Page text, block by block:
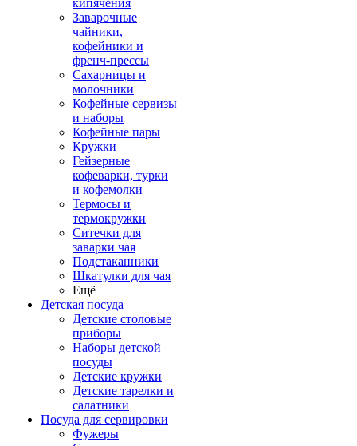
кипячения
Заварочные
чайники,
кофейники и
френч-прессы
Сахарницы и
молочники
Кофейные сервизы
и наборы
Кофейные пары
Кружки
Гейзерные
кофеварки, турки
и кофемолки
Термосы и
термокружки
Ситечки для
заварки чая
Подстаканники
Шкатулки для чая
Ещё
Детская посуда
Детские столовые
приборы
Наборы детской
посуды
Детские кружки
Детские тарелки и
салатники
Посуда для сервировки
Фужеры